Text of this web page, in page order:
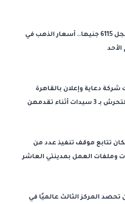
عيار 21 يسجل 6115 جنيها.. أسعار الذهب في
دعاية وإعلان بالقاهرة
لاتهامه بالتحرش بـ 3 سيدات أثناء تقدمهن
تتابع موقف تنفيذ عدد من
وملفات العمل بمدينتي العاشر
تحصد المركز الثالث عالميًا في